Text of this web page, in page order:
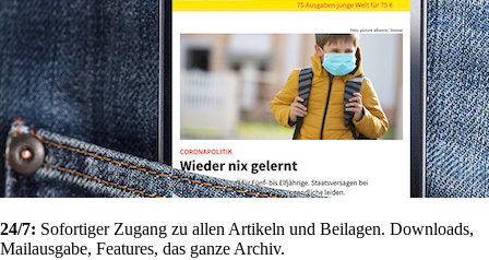
24/7: Sofortiger Zugang zu allen Artikeln und Beilagen. Downloads,
Mailausgabe, Features, das ganze Archiv.